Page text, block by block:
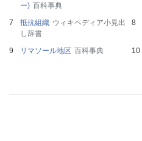
ー) 百科事典
抵抗組織 ウィキペディア小見出
し辞書
リマソール地区 百科事典